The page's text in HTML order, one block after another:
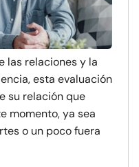
las relaciones y la
esta evaluación
su relación que
momento, ya sea
o un poco fuera